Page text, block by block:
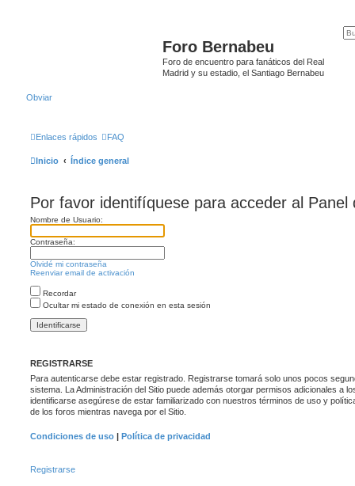
Foro Bernabeu
Foro de encuentro para fanáticos del Real
Madrid y su estadio, el Santiago Bernabeu
Obviar
Enlaces rápidos FAQ
Inicio Índice general
Por favor identifíquese para acceder al Panel
Nombre de Usuario:
Contraseña:
Olvidé mi contraseña
Reenviar email de activación
Recordar
Ocultar mi estado de conexión en esta sesión
REGISTRARSE
Para autenticarse debe estar registrado. Registrarse tomará solo unos pocos
sistema. La Administración del Sitio puede además otorgar permisos adicionales a
identificarse asegúrese de estar familiarizado con nuestros términos de uso y
de los foros mientras navega por el Sitio.
Condiciones de uso | Política de privacidad
Registrarse